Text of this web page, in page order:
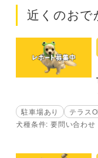
近くのおで
駐車場あり
テラス
犬種条件: 要問い合わせ